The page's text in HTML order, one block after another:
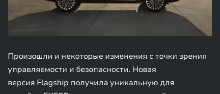
Произошли и некоторые изменения с точки зрения
управляемости и безопасности. Новая
версия Flagship получила уникальную для